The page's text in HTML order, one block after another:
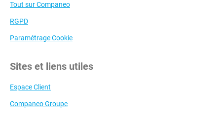
Tout sur Companeo
RGPD
Paramétrage Cookie
Sites et liens utiles
Espace Client
Companeo Groupe